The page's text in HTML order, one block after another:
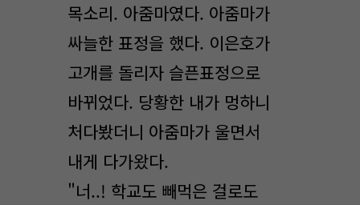
목소리. 아줌마였다. 아줌마가
싸늘한 표정을 했다. 이은호가
고개를 돌리자 슬픈표정으로
바뀌었다. 당황한 내가 멍하니
처다봤더니 아줌마가 울면서
내게 다가왔다.
"너..! 학교도 빼먹은 걸로도